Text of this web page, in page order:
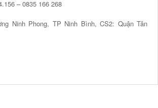
– 0835 166 268
Ninh Phong, TP Ninh Bình, CS2: Quận Tân